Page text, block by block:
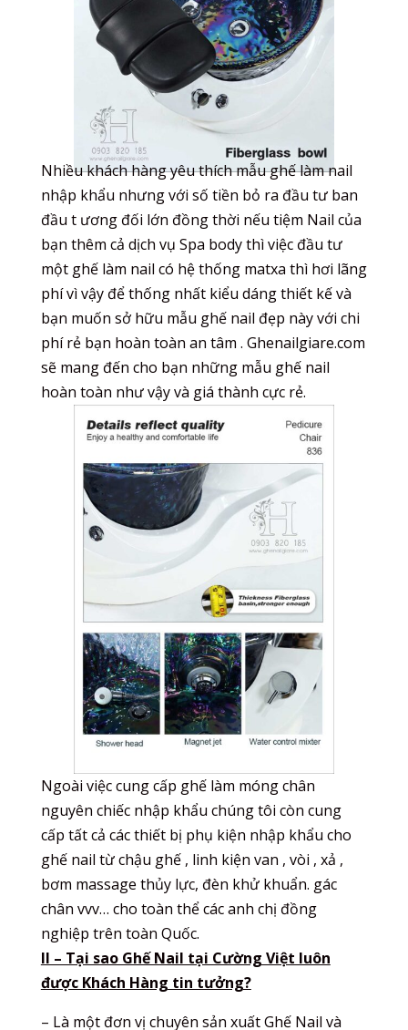
Nhiều khách hàng yêu thích mẫu ghế làm nail
nhập khẩu nhưng với số tiền bỏ ra đầu tư ban
đầu t ương đối lớn đồng thời nếu tiệm Nail của
bạn thêm cả dịch vụ Spa body thì việc đầu tư
một ghế làm nail có hệ thống matxa thì hơi lãng
phí vì vậy để thống nhất kiểu dáng thiết kế và
bạn muốn sở hữu mẫu ghế nail đẹp này với chi
phí rẻ bạn hoàn toàn an tâm . Ghenailgiare.com
sẽ mang đến cho bạn những mẫu ghế nail
hoàn toàn như vậy và giá thành cực rẻ.
Ngoài việc cung cấp ghế làm móng chân
nguyên chiếc nhập khẩu chúng tôi còn cung
cấp tất cả các thiết bị phụ kiện nhập khẩu cho
ghế nail từ chậu ghế , linh kiện van , vòi , xả ,
bơm massage thủy lực, đèn khử khuẩn. gác
chân vvv… cho toàn thể các anh chị đồng
nghiệp trên toàn Quốc.
II – Tại sao Ghế Nail tại Cường Việt luôn
được Khách Hàng tin tưởng?
– Là một đơn vị chuyên sản xuất Ghế Nail và